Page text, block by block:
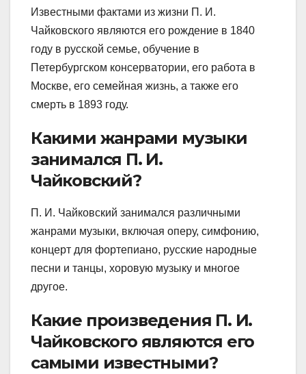
Известными фактами из жизни П. И.
Чайковского являются его рождение в 1840
году в русской семье, обучение в
Петербургском консерватории, его работа в
Москве, его семейная жизнь, а также его
смерть в 1893 году.
Какими жанрами музыки
занимался П. И.
Чайковский?
П. И. Чайковский занимался различными
жанрами музыки, включая оперу, симфонию,
концерт для фортепиано, русские народные
песни и танцы, хоровую музыку и многое
другое.
Какие произведения П. И.
Чайковского являются его
самыми известными?